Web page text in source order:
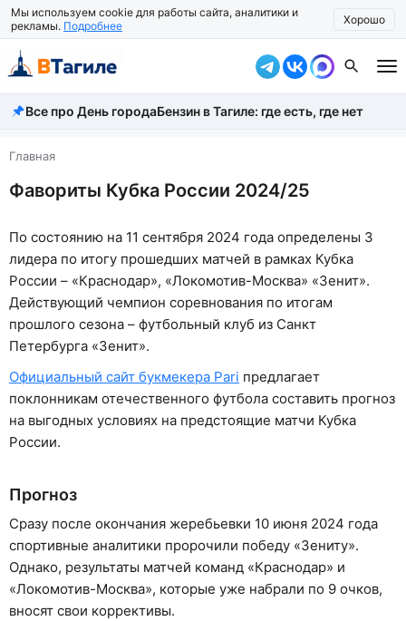
Мы используем cookie для работы сайта, аналитики и
рекламы. Подробнее Хорошо
Все новости
Происшествия
Город
Жизнь
Экономика
Рассказать новость
Все про День городаБензин в Тагиле: где есть, где нет
Главная
Фавориты Кубка России 2024/25
По состоянию на 11 сентября 2024 года определены 3
лидера по итогу прошедших матчей в рамках Кубка
России – «Краснодар», «Локомотив-Москва» «Зенит».
Действующий чемпион соревнования по итогам
прошлого сезона – футбольный клуб из Санкт
Петербурга «Зенит».
Официальный сайт букмекера Pari предлагает
поклонникам отечественного футбола составить прогноз
на выгодных условиях на предстоящие матчи Кубка
России.
Прогноз
Сразу после окончания жеребьевки 10 июня 2024 года
спортивные аналитики пророчили победу «Зениту».
Однако, результаты матчей команд «Краснодар» и
«Локомотив-Москва», которые уже набрали по 9 очков,
вносят свои коррективы.